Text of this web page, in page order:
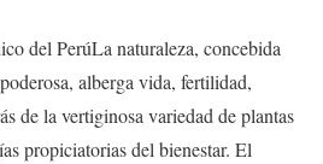
del PerúLa naturaleza, concebida
alberga vida, fertilidad,
de la vertiginosa variedad de plantas
propiciatorias del bienestar. El